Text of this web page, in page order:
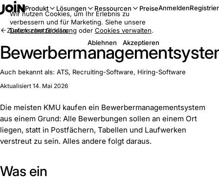
Produkt Lösungen Ressourcen PreiseAnmelden
Zurück zum Glossar
Auch bekannt als: ATS, Recruiting-Software, Hiring-Software
Aktualisiert 14. Mai 2026
Die meisten KMU kaufen ein Bewerbermanagementsystem
aus einem Grund: Alle Bewerbungen sollen an einem Ort
liegen, statt in Postfächern, Tabellen und Laufwerken
verstreut zu sein. Alles andere folgt daraus.
Was ein
Wir nutzen Cookies, um Ihr Erlebnis zu
verbessern und für Marketing. Siehe unsere
Datenschutzerklärung oder Cookies verwalten.
Ablehnen
Akzeptieren